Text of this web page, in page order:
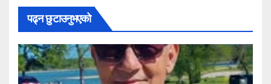
पढ्न छुटाउनुभएको